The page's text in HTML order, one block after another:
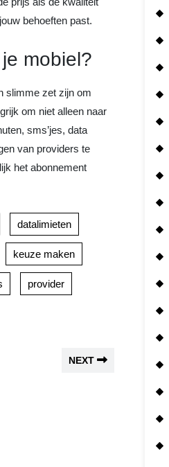
behoeften past.
mobiel?
slimme zet zijn om
om niet alleen naar
sms’jes, data
van providers te
het abonnement
datalimieten
keuze maken
provider
NEXT